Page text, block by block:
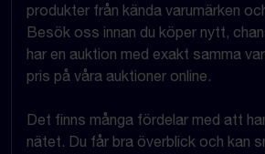
produkter från kända varumärken
Besök oss innan du köper nytt,
har en auktion med exakt samma
pris på våra auktioner online.
Det finns många fördelar med att
nätet. Du får bra överblick och kan